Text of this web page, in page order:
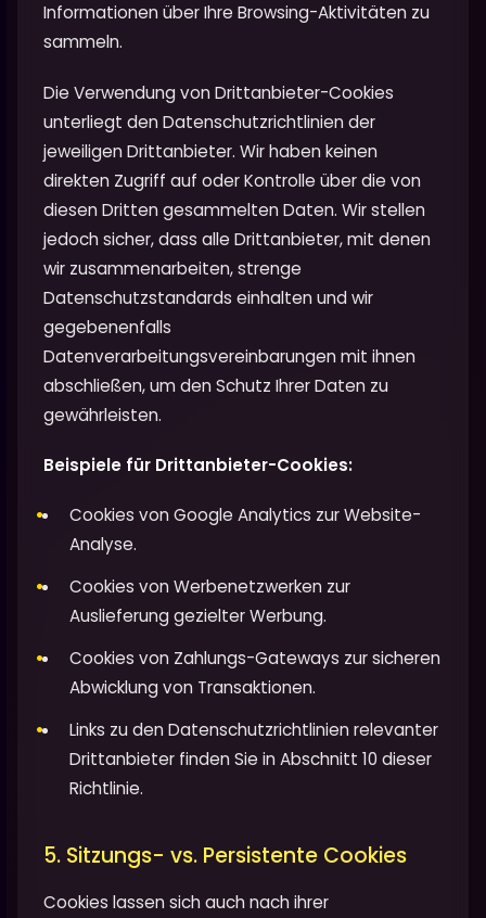
Informationen über Ihre Browsing-Aktivitäten zu
sammeln.
Die Verwendung von Drittanbieter-Cookies
unterliegt den Datenschutzrichtlinien der
jeweiligen Drittanbieter. Wir haben keinen
direkten Zugriff auf oder Kontrolle über die von
diesen Dritten gesammelten Daten. Wir stellen
jedoch sicher, dass alle Drittanbieter, mit denen
wir zusammenarbeiten, strenge
Datenschutzstandards einhalten und wir
gegebenenfalls
Datenverarbeitungsvereinbarungen mit ihnen
abschließen, um den Schutz Ihrer Daten zu
gewährleisten.
Beispiele für Drittanbieter-Cookies:
Cookies von Google Analytics zur Website-
Analyse.
Cookies von Werbenetzwerken zur
Auslieferung gezielter Werbung.
Cookies von Zahlungs-Gateways zur sicheren
Abwicklung von Transaktionen.
Links zu den Datenschutzrichtlinien relevanter
Drittanbieter finden Sie in Abschnitt 10 dieser
Richtlinie.
5. Sitzungs- vs. Persistente Cookies
Cookies lassen sich auch nach ihrer